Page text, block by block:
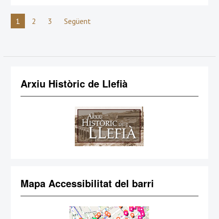
Navegació
d'entrades
1 2 3 Següent
Arxiu Històric de Llefià
Mapa Accessibilitat del barri